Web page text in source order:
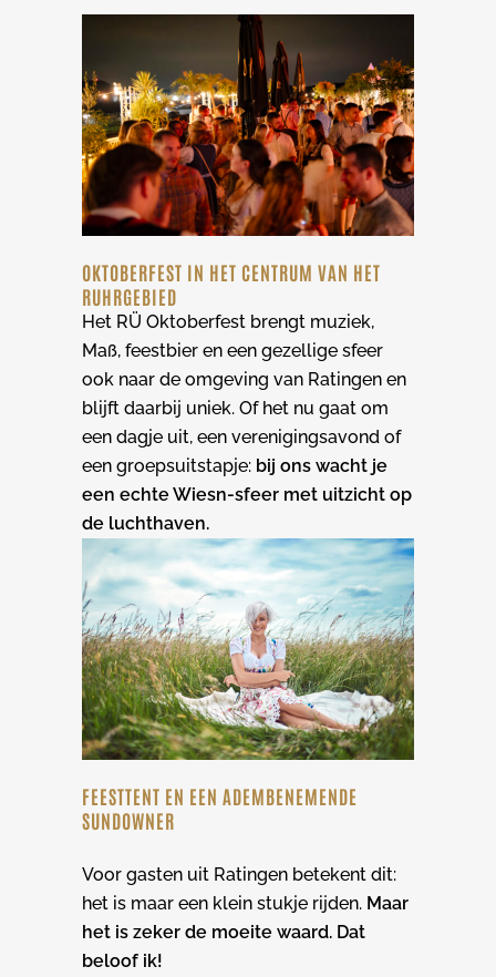
OKTOBERFEST IN HET CENTRUM VAN HET
RUHRGEBIED
Het RÜ Oktoberfest brengt muziek,
Maß, feestbier en een gezellige sfeer
ook naar de omgeving van Ratingen en
blijft daarbij uniek. Of het nu gaat om
een dagje uit, een verenigingsavond of
een groepsuitstapje: bij ons wacht je
een echte Wiesn-sfeer met uitzicht op
de luchthaven.
FEESTTENT EN EEN ADEMBENEMENDE
SUNDOWNER
Voor gasten uit Ratingen betekent dit:
het is maar een klein stukje rijden. Maar
het is zeker de moeite waard. Dat
beloof ik!